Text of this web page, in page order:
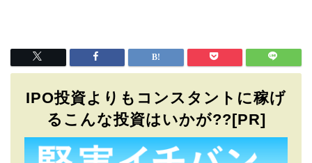
IPO投資よりもコンスタントに稼げ
るこんな投資はいかが??[PR]